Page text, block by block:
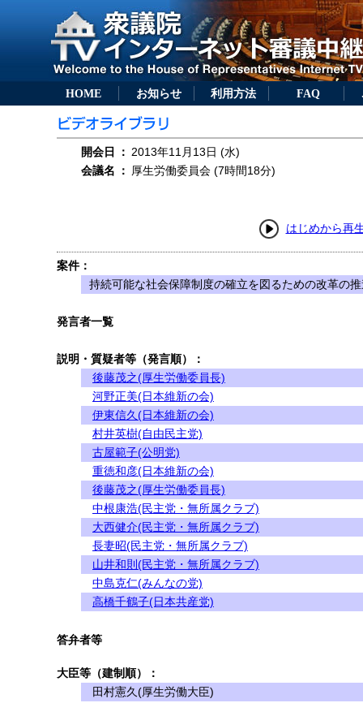
HOME お知らせ 利用方法 FAQ
開会日 ： 2013年11月13日 (水)
会議名
： 厚生労働委員会 (7時間18分)
はじめから再
案件：
持続可能な社会保障制度の確立を図るための改革の
発言者一覧
説明・質疑者等（発言順）：
後藤茂之(厚生労働委員長)
河野正美(日本維新の会)
伊東信久(日本維新の会)
村井英樹(自由民主党)
古屋範子(公明党)
重徳和彦(日本維新の会)
後藤茂之(厚生労働委員長)
中根康浩(民主党・無所属クラブ)
大西健介(民主党・無所属クラブ)
長妻昭(民主党・無所属クラブ)
山井和則(民主党・無所属クラブ)
中島克仁(みんなの党)
高橋千鶴子(日本共産党)
答弁者等
大臣等（建制順）：
田村憲久(厚生労働大臣)